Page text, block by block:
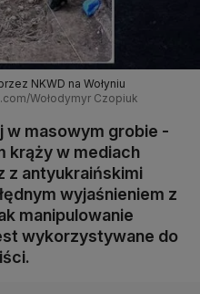
NKWD na Wołyniu
Wołodymyr Czopiuk
w masowym grobie -
krąży w mediach
z antyukraińskimi
wyjaśnieniem z
manipulowanie
wykorzystywane do